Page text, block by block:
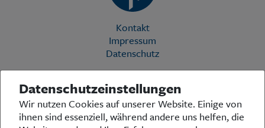
Kontakt
Impressum
Datenschutz
Die Preußische Allgemeine Zeitung (PAZ) ist eine einzigartige Stimme
in der deutschen Medienlandschaft. Woche für Woche berichtet sie
über das aktuelle Zeitgeschehen in Politik, Kultur und Wirtschaft und
Datenschutzeinstellungen
Wir nutzen Cookies auf unserer Website. Einige von
ihnen sind essenziell, während andere uns helfen, die